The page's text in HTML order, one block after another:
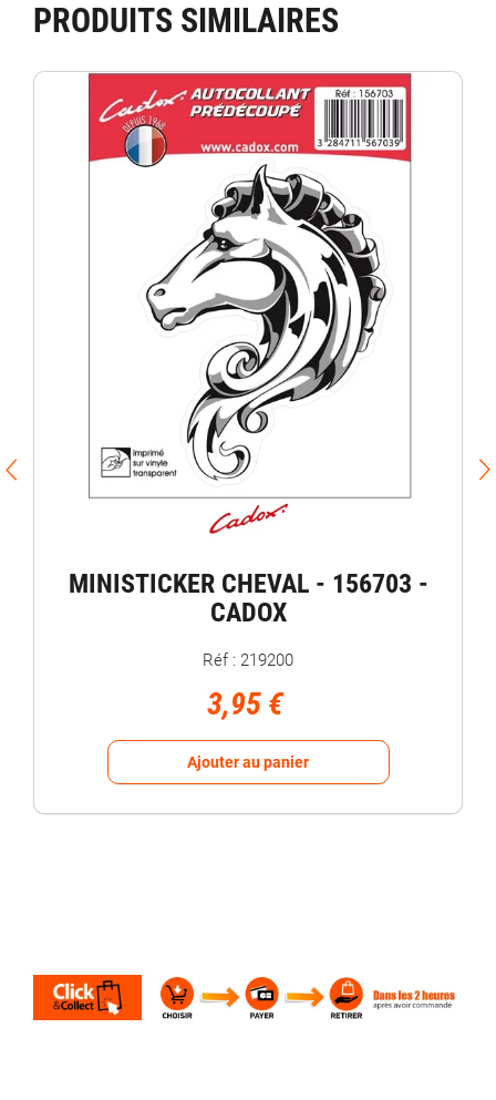
PRODUITS SIMILAIRES
MINISTICKER CHEVAL - 156703 -
CADOX
Réf : 219200
3,95 €
Ajouter au panier